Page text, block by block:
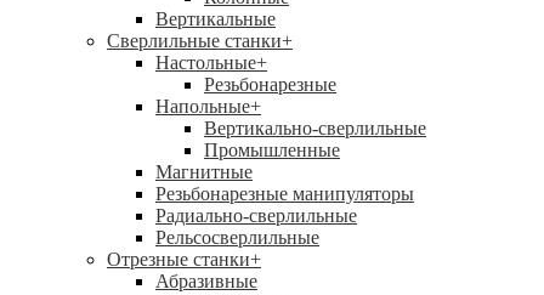
Вертикальные
Сверлильные станки+
Настольные+
Резьбонарезные
Напольные+
Вертикально-сверлильные
Промышленные
Магнитные
Резьбонарезные манипуляторы
Радиально-сверлильные
Рельсосверлильные
Отрезные станки+
Абразивные